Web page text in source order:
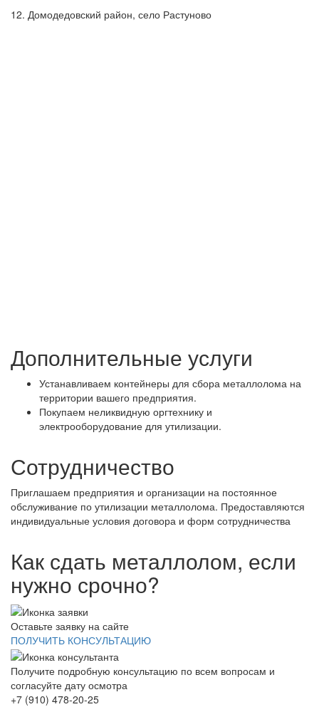
12. Домодедовский район, село Растуново
Дополнительные услуги
Устанавливаем контейнеры для сбора металлолома на
территории вашего предприятия.
Покупаем неликвидную оргтехнику и
электрооборудование для утилизации.
Сотрудничество
Приглашаем предприятия и организации на постоянное
обслуживание по утилизации металлолома. Предоставляются
индивидуальные условия договора и форм сотрудничества
Как сдать металлолом, если
нужно срочно?
Оставьте заявку на сайте
ПОЛУЧИТЬ КОНСУЛЬТАЦИЮ
Получите подробную консультацию по всем вопросам и
согласуйте дату осмотра
+7 (910) 478-20-25